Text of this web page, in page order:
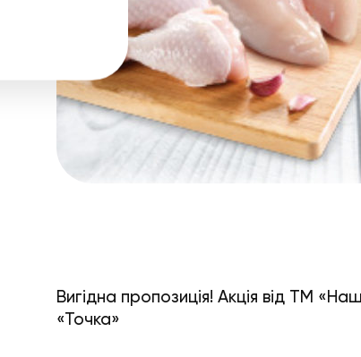
Вигідна пропозиція! Акція від ТМ
«Точка»